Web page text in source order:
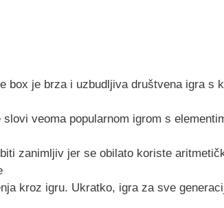
box je brza i uzbudljiva društvena igra s
slovi veoma popularnom igrom s
zanimljiv jer se obilato koriste
kroz igru. Ukratko, igra za sve